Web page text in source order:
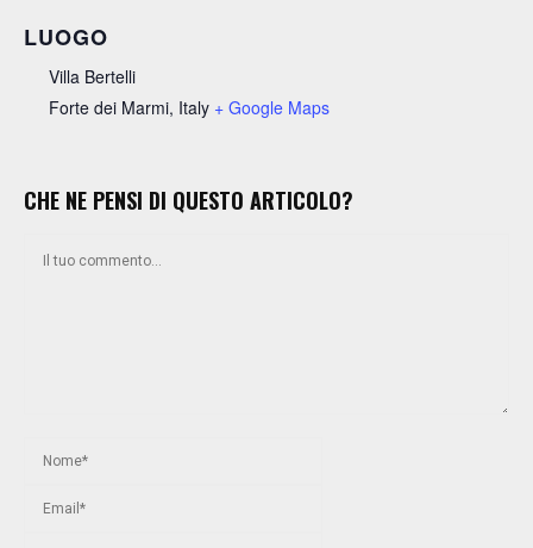
LUOGO
Villa Bertelli
Forte dei Marmi, Italy + Google Maps
CHE NE PENSI DI QUESTO ARTICOLO?